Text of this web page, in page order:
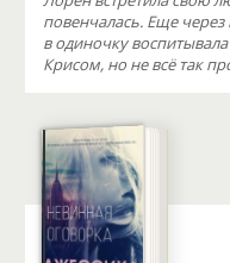
повенчалась. Еще
в одиночку
Крисом, но не всё так